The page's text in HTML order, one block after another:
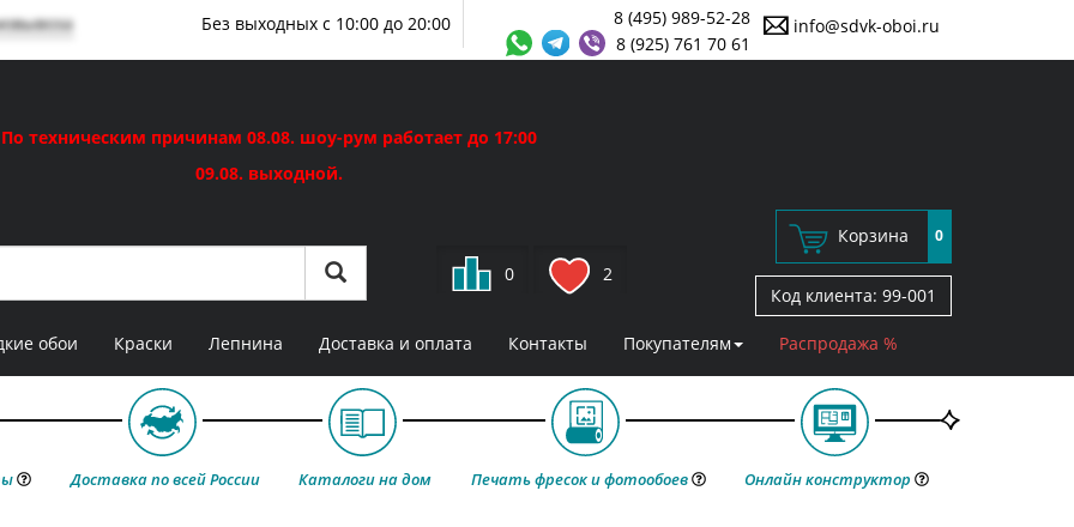
info@sdvk-oboi.ru
8 (495) 989-52-28
8 (925) 761 70 61
Без выходных с 10:00 до 20:00
По техническим причинам 08.08. шоу-рум работает до 17:00
09.08. выходной.
0 2
Корзина 0
Код клиента: 99-001
обои Краски Лепнина Доставка и оплата Контакты Покупателям Распродажа %
Доставка по всей России Каталоги на дом Печать фресок и фотообоев Онлайн конструктор